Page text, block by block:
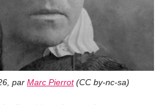
par Marc Pierrot (CC by-nc-sa)